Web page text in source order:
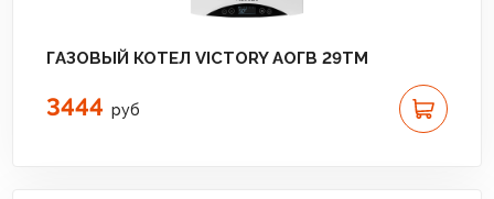
ГАЗОВЫЙ КОТЕЛ VICTORY АОГВ 29TM
3444 руб